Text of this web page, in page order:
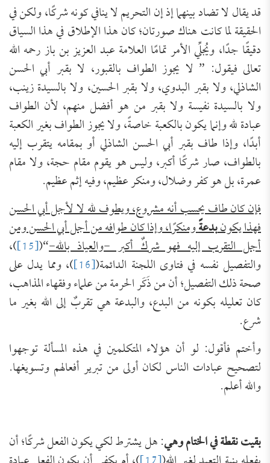
قد يقال لا تضاد بينهما إذ إن التحريم لا ينافي كونه شركًا، ولكن في
الحقيقة لما كانت هناك صورتان؛ كان هذا الإطلاق في هذا السياق
دقيقًا جدًا، ويُجلِّي الأمر تمامًا العلامة عبد العزيز بن باز رحمه الله
تعالى فيقول: ” لا يجوز الطواف بالقبور، لا بقبر أبي الحسن
الشاذلي، ولا بقبر البدوي، ولا بقبر الحسين، ولا بالسيدة زينب،
ولا بالسيدة نفيسة ولا بقبر من هو أفضل منهم، لأن الطواف
عبادة لله وإنما يكون بالكعبة خاصةً، ولا يجوز الطواف بغير الكعبة
أبدًا، وإذا طاف بقبر أبي الحسن الشاذلي أو بمقامه يتقرب إليه
بالطواف، صار شركًا أكبر، وليس هو يقوم مقام حجة، ولا مقام
عمرة، بل هو كفر وضلال، ومنكر عظيم، وفيه إثم عظيم.
فإن كان طاف يحسب أنه مشروع، ويطوف لله لا لأجل أبي الحسن
فهذا يكونبدعةًومنكرًا، وإذا كان طوافه من أجل أبي الحسن ومن
أجل التقرب إليه فهو شركٌ أكبر -والعياذ بالله-“(
[15] )،
والتفصيل نفسه في فتاوى اللجنة الدائمة([16] )، ومما يدل على
صحة ذلك التفصيل؛ أن من ذَكَر الحرمة من علماء وفقهاء المذاهب،
كان تعليله بكونه من البدع، والبدعة هي تقربٌ إلى الله بغير ما
شرع.
وأختم فأقول: لو أن هؤلاء المتكلمين في هذه المسألة توجهوا
لتصحيح عبادات الناس لكان أولى من تبرير أفعالهم وتسويغها.
والله أعلم.
بقيت نقطة في الختام وهي: هل يشترط لكي يكون الفعل شركًا؛ أن